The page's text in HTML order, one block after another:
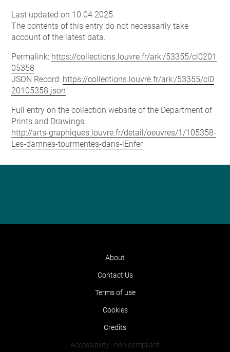
Last updated on 10.04.2025
The contents of this entry do not necessarily take
account of the latest data.
Permalink: https://collections.louvre.fr/ark:/53355/cl0201
05358
JSON Record: https://collections.louvre.fr/ark:/53355/cl0
20105358.json
Full entry on the collection website of the Department of
Prints and Drawings:
http://arts-graphiques.louvre.fr/detail/oeuvres/1/105358-
Les-damnes-tourmentes-dans-lEnfer
About
Contact Us
Terms of use
Cookies
Credits
Accessibility : non compliant